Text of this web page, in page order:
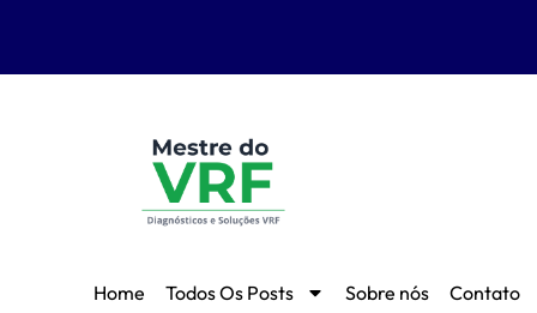
Home Todos Os Posts Sobre nós
Contato